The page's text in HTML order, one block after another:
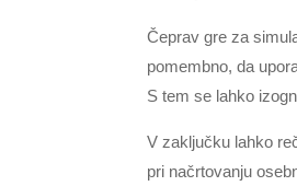
Čeprav gre za
pomembno, da
S tem se lahko
V zaključku lahko
pri načrtovanju